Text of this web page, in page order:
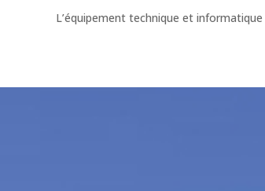
L’équipement technique et